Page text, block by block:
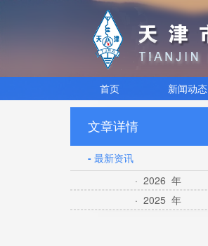
首页 新闻动态
文章详情
- 最新资讯
· 2026 年
· 2025 年